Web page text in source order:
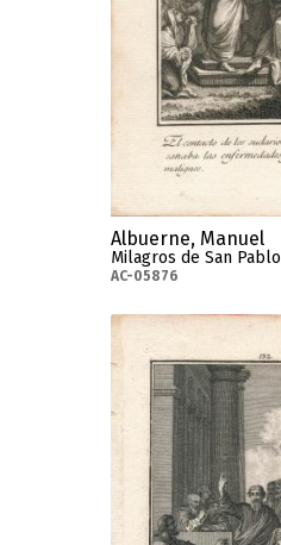
Albuerne, Manuel
Milagros de San Pablo
AC-05876